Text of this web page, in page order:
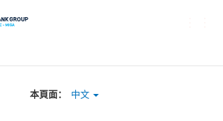
Toggle
本頁面： 中文